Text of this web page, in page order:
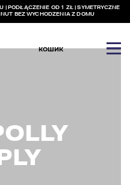
| PODŁĄCZENIE OD 1 ZŁ | SYMETRYCZNE
BEZ WYCHODZENIA Z DOMU
КОШИК